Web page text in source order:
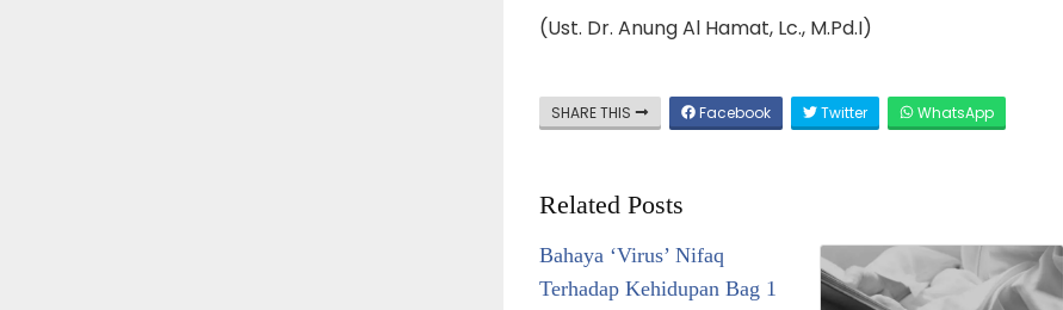
(Ust. Dr. Anung Al Hamat, Lc., M.Pd.I)
SHARE THIS Facebook Twitter WhatsApp
Related Posts
Bahaya ‘Virus’ Nifaq
Terhadap Kehidupan Bag 1